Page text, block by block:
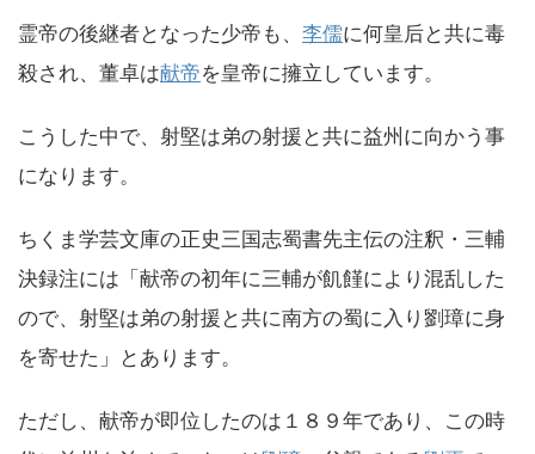
霊帝の後継者となった少帝も、 李儒に何皇后と共に毒
殺され、董卓は献帝を皇帝に擁立しています。
こうした中で、射堅は弟の射援と共に益州に向かう事
になります。
ちくま学芸文庫の正史三国志蜀書先主伝の注釈・三輔
決録注には「献帝の初年に三輔が飢饉により混乱した
ので、射堅は弟の射援と共に南方の蜀に入り劉璋に身
を寄せた」とあります。
ただし、献帝が即位したのは１８９年であり、この時